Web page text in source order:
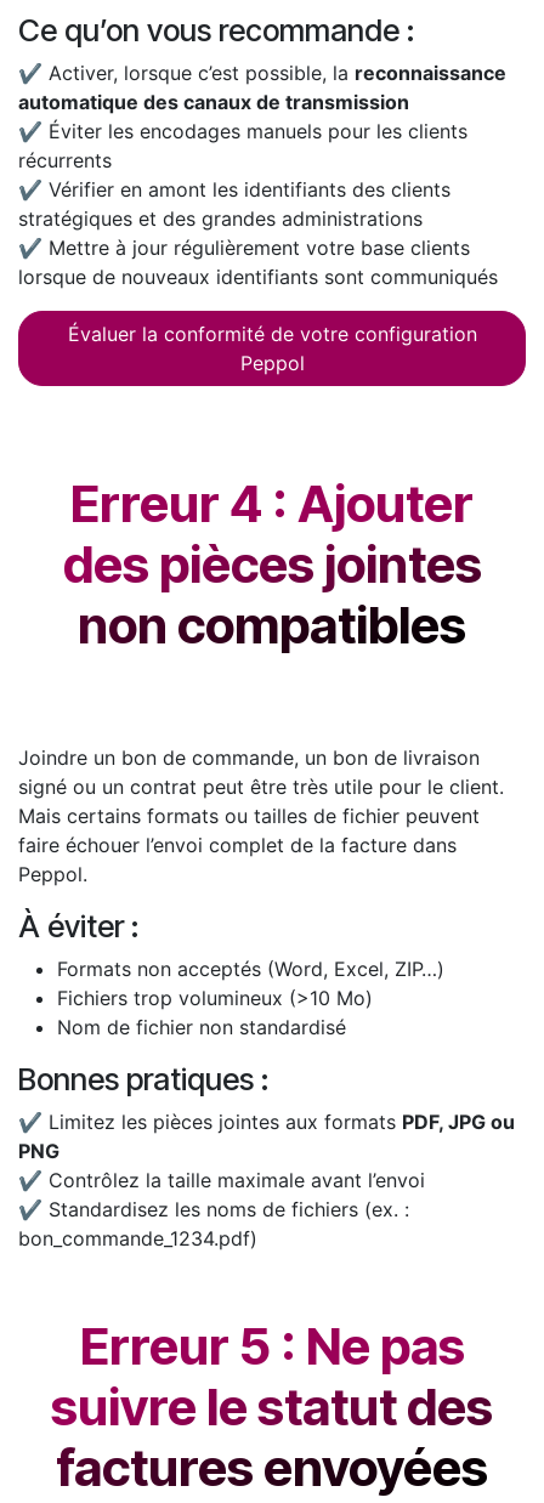
Ce qu’on vous recommande :
✔ Activer, lorsque c’est possible, la reconnaissance
automatique des canaux de transmission
✔ Éviter les encodages manuels pour les clients
récurrents
✔ Vérifier en amont les identifiants des clients
stratégiques et des grandes administrations
✔ Mettre à jour régulièrement votre base clients
lorsque de nouveaux identifiants sont communiqués
Évaluer la conformité de votre configuration
Peppol
Erreur 4 : Ajouter
des pièces jointes
non compatibles
Joindre un bon de commande, un bon de livraison
signé ou un contrat peut être très utile pour le client.
Mais certains formats ou tailles de fichier peuvent
faire échouer l’envoi complet de la facture dans
Peppol.
À éviter :
Formats non acceptés (Word, Excel, ZIP…)
Fichiers trop volumineux (>10 Mo)
Nom de fichier non standardisé
Bonnes pratiques :
✔️ Limitez les pièces jointes aux formats PDF, JPG ou
PNG
✔️ Contrôlez la taille maximale avant l’envoi
✔️ Standardisez les noms de fichiers (ex. :
bon_commande_1234.pdf)
Erreur 5 : Ne pas
suivre le statut des
factures envoyées